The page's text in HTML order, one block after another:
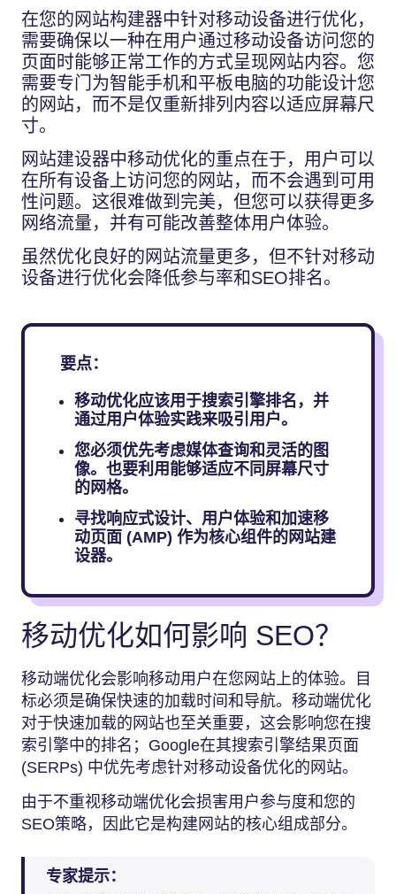
在您的网站构建器中针对移动设备进行优化，
需要确保以一种在用户通过移动设备访问您的
页面时能够正常工作的方式呈现网站内容。您
需要专门为智能手机和平板电脑的功能设计您
的网站，而不是仅重新排列内容以适应屏幕尺
寸。
网站建设器中移动优化的重点在于，用户可以
在所有设备上访问您的网站，而不会遇到可用
性问题。这很难做到完美，但您可以获得更多
网络流量，并有可能改善整体用户体验。
虽然优化良好的网站流量更多，但不针对移动
设备进行优化会降低参与率和SEO排名。
要点：
移动优化应该用于搜索引擎排名，并
通过用户体验实践来吸引用户。
您必须优先考虑媒体查询和灵活的图
像。也要利用能够适应不同屏幕尺寸
的网格。
寻找响应式设计、用户体验和加速移
动页面 (AMP) 作为核心组件的网站建
设器。
移动优化如何影响 SEO？
移动端优化会影响移动用户在您网站上的体验。目
标必须是确保快速的加载时间和导航。移动端优化
对于快速加载的网站也至关重要，这会影响您在搜
索引擎中的排名；Google在其搜索引擎结果页面
(SERPs) 中优先考虑针对移动设备优化的网站。
由于不重视移动端优化会损害用户参与度和您的
SEO策略，因此它是构建网站的核心组成部分。
专家提示：